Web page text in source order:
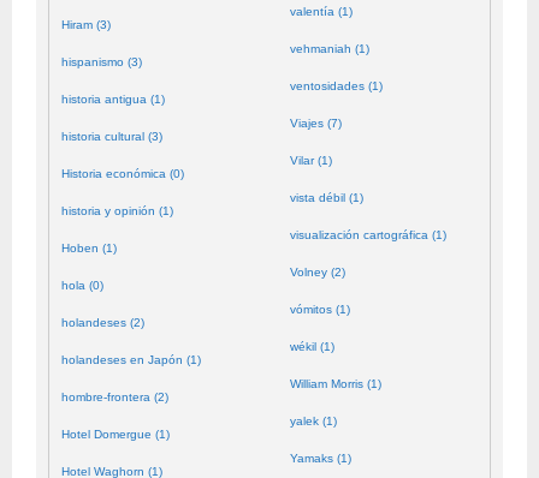
Hiram (3)
hispanismo (3)
historia antigua (1)
historia cultural (3)
Historia económica (0)
historia y opinión (1)
Hoben (1)
hola (0)
holandeses (2)
holandeses en Japón (1)
hombre-frontera (2)
Hotel Domergue (1)
Hotel Waghorn (1)
valentía (1)
vehmaniah (1)
ventosidades (1)
Viajes (7)
Vilar (1)
vista débil (1)
visualización cartográfica (1)
Volney (2)
vómitos (1)
wékil (1)
William Morris (1)
yalek (1)
Yamaks (1)